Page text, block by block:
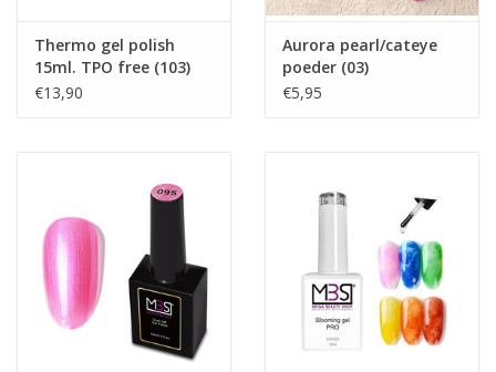
Thermo gel polish
15ml. TPO free (103)
€13,90
Aurora pearl/cateye
poeder (03)
€5,95